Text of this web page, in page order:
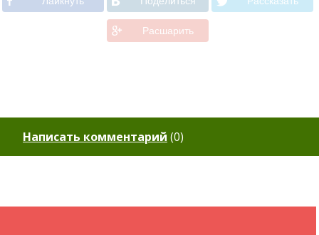
Расшарить
Написать комментарий (0)